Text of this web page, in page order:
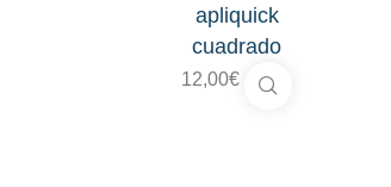
apliquick
cuadrado
12,00€